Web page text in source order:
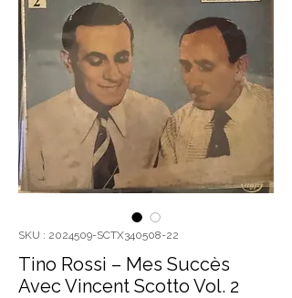
SKU : 2024509-SCTX340508-22
Tino Rossi ‎– Mes Succès
Avec Vincent Scotto Vol. 2